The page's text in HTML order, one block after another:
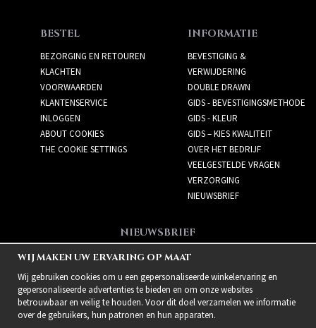
BESTEL
BEZORGING EN RETOUREN
KLACHTEN
VOORWAARDEN
KLANTENSERVICE
INLOGGEN
ABOUT COOKIES
THE COOKIE SETTINGS
INFORMATIE
BEVESTIGING &
VERWIJDERING
DOUBLE DRAWN
GIDS - BEVESTIGINGSMETHODE
GIDS - KLEUR
GIDS – KIES KWALITEIT
OVER HET BEDRIJF
VEELGESTELDE VRAGEN
VERZORGING
NIEUWSBRIEF
NIEUWSBRIEF
Meld je aan voor de
nieuwsbrief!
WIJ MAKEN UW ERVARING OP MAAT
Wij gebruiken cookies om u een gepersonaliseerde winkelervaring en
gepersonaliseerde advertenties te bieden en om onze websites
betrouwbaar en veilig te houden. Voor dit doel verzamelen we informatie
over de gebruikers, hun patronen en hun apparaten.